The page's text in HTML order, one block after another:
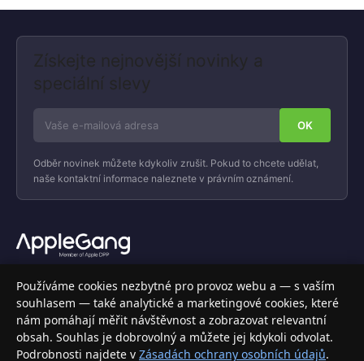
Získejte nejnovější novinky a
speciální slevy
Odběr novinek můžete kdykoliv zrušit. Pokud to chcete udělat,
naše kontaktní informace naleznete v právním oznámení.
Váš specializovaný obchod s Apple produkty, příslušenstvím a
elektronikou. Nakupujte bezpečně a s jistotou.
INFORMACE
Používáme cookies nezbytné pro provoz webu a — s vaším
souhlasem — také analytické a marketingové cookies, které
nám pomáhají měřit návštěvnost a zobrazovat relevantní
obsah. Souhlas je dobrovolný a můžete jej kdykoli odvolat.
Podrobnosti najdete v Zásadách ochrany osobních údajů.